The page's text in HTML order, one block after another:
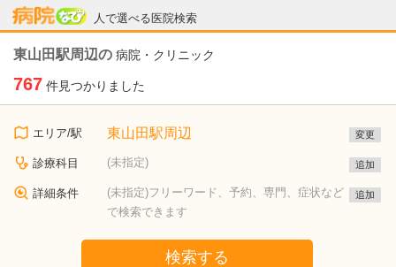
人で選べる医院検索
病院なび
東山田駅周辺の 病院・クリニック
767 件見つかりました
エリア/駅 東山田駅周辺 変更
診療科目 (未指定) 追加
詳細条件
(未指定)フリーワード、予約、専門、症状など
で検索できます
追加
検索する